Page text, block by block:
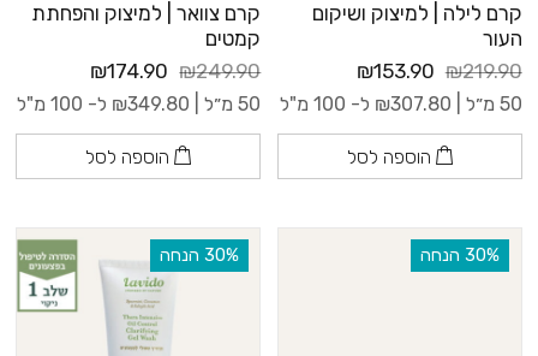
קרם לילה | למיצוק ושיקום
העור
₪219.90
₪153.90
50 מ״ל | ₪307.80 ל- 100 מ"ל
הוספה לסל
קרם צוואר | למיצוק והפחתת
קמטים
₪249.90
₪174.90
50 מ״ל | ₪349.80 ל- 100 מ"ל
הוספה לסל
‫30% הנחה ‫30% הנחה